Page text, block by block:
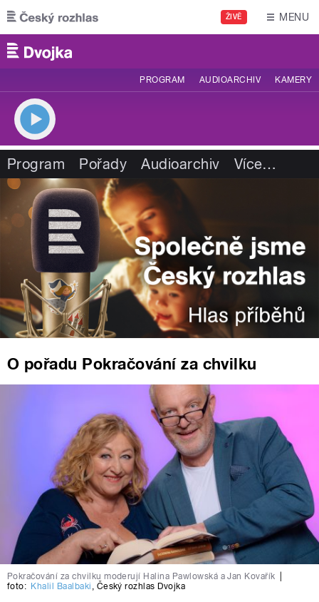
Přejít k hlavnímu obsahu
ŽIVĚ MENU
PROGRAM AUDIOARCHIV KAMERY
Program Pořady Audioarchiv Více…
O pořadu Pokračování za chvilku
Pokračování za chvilku moderují Halina Pawlowská a Jan Kovařík
foto: Khalil Baalbaki , Český rozhlas Dvojka